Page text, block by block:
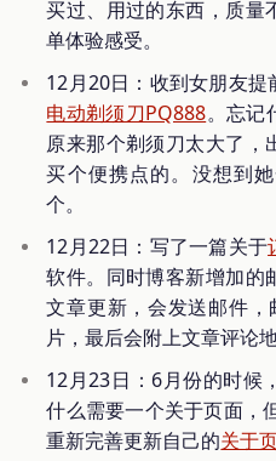
买过、用过的东西，质量
单体验感受。
12月20日：收到女朋友
电动剃须刀PQ888。忘记
原来那个剃须刀太大了，
买个便携点的。没想到
个。
12月22日：写了一篇关于
软件。同时博客新增加的
文章更新，会发送邮件
片，最后会附上文章评论地
12月23日：6月份的时候
什么需要一个关于页面，
重新完善更新自己的关于